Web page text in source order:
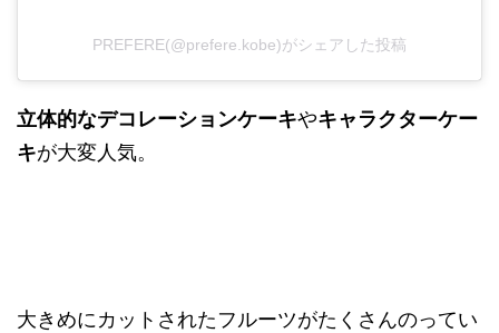
PREFERE(@prefere.kobe)がシェアした投稿
立体的なデコレーションケーキやキャラクターケー
キが大変人気。
大きめにカットされたフルーツがたくさんのってい